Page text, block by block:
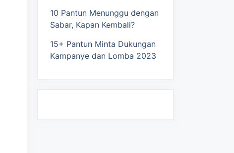
10 Pantun Menunggu dengan
Sabar, Kapan Kembali?
15+ Pantun Minta Dukungan
Kampanye dan Lomba 2023